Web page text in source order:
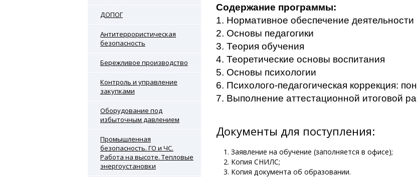
ДОПОГ
Антитеррористическая
безопасность
Бережливое производство
Контроль и управление
закупками
Оборудование под
избыточным давлением
Промышленная
безопасность. ГО и ЧС.
Работа на высоте. Тепловые
энергоустановки
Содержание программы:
1. Нормативное обеспечение деятельности
2. Основы педагогики
3. Теория обучения
4. Теоретические основы воспитания
5. Основы психологии
6. Психолого-педагогическая коррекция:
7. Выполнение аттестационной итоговой
Документы для поступления:
Заявление на обучение (заполняется в офисе);
Копия СНИЛС;
Копия документа об образовании.